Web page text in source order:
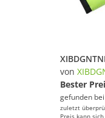
von
Bester
gefunden bei
zuletzt
Preis kann